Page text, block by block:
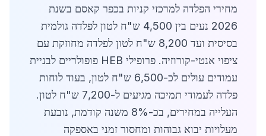
מחירי הפלדה למרכזי קניות בכפר קאסם בשנת
2026 נעים בין 4,500 ש"ח לטון לפלדה גולמית
בסיסית ועד 8,200 ש"ח לטון לפלדה מחוזקת עם
ציפוי אנטי-קורוזיה. פרופילי HEB פופולריים לבניית
עמודים עולים לכ-6,500 ש"ח לטון, בעוד לוחות
פלדה לעמודי תמיכה מגיעים ל-7,200 ש"ח לטון.
העלייה במחירים, בכ-8% משנה קודמת, נובעת
מעלויות יבוא גבוהות ומחסור זמני באספקה